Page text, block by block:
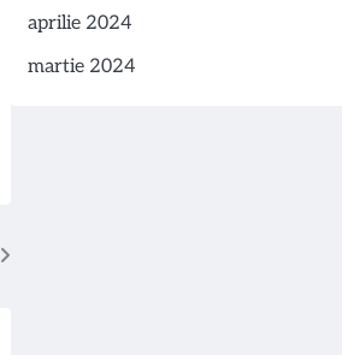
aprilie 2024
martie 2024